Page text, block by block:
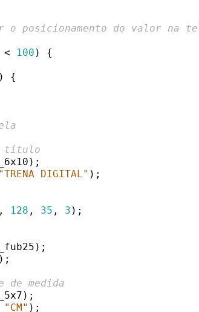
posicionamento do valor na
< 100 ) {
) {
título
"TRENA DIGITAL" );
, 128 , 35 , 3 );
de medida
"CM" );